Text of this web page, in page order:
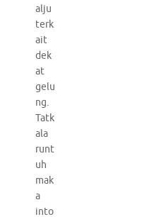
alju
terk
ait
dek
at
gelu
ng.
Tatk
ala
runt
uh
mak
a
into